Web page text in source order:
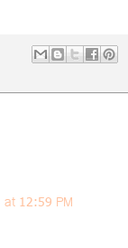
12:59 PM